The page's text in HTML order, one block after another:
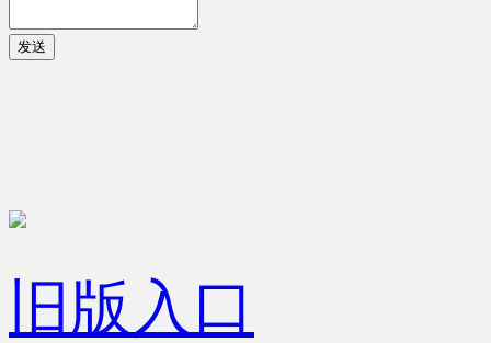
发送
旧版入口